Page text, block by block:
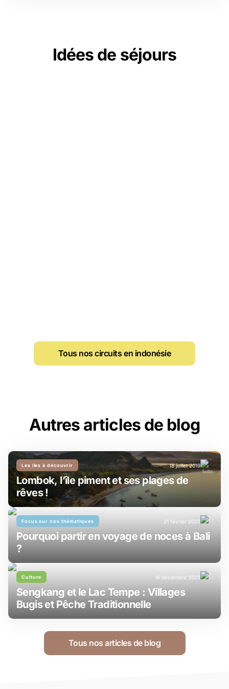
Idées de séjours
Tous nos circuits en indonésie
Autres articles de blog
Les iles à découvrir
Lombok, l’île piment et ses plages de
rêves !
18 juillet 2019
Focus sur nos thématiques
Pourquoi partir en voyage de noces à Bali
?
21 février 2020
Culture
Sengkang et le Lac Tempe : Villages
Bugis et Pêche Traditionnelle
19 décembre 2025
Tous nos articles de blog